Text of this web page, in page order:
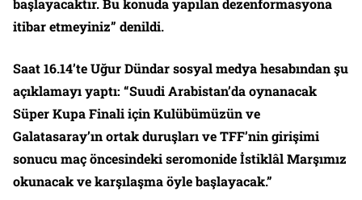
başlayacaktır. Bu konuda yapılan dezenformasyona
itibar etmeyiniz” denildi.
Saat 16.14’te Uğur Dündar sosyal medya hesabından şu
açıklamayı yaptı: “Suudi Arabistan’da oynanacak
Süper Kupa Finali için Kulübümüzün ve
Galatasaray’ın ortak duruşları ve TFF’nin girişimi
sonucu maç öncesindeki seromonide İstiklâl Marşımız
okunacak ve karşılaşma öyle başlayacak.”